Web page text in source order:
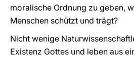
moralische Ordnung zu geben,
Menschen schützt und trägt?
Nicht wenige
Existenz Gottes und leben aus